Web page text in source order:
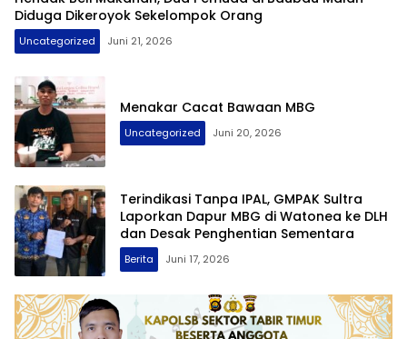
Diduga Dikeroyok Sekelompok Orang
Uncategorized Juni 21, 2026
Menakar Cacat Bawaan MBG
Uncategorized Juni 20, 2026
Terindikasi Tanpa IPAL, GMPAK Sultra
Laporkan Dapur MBG di Watonea ke DLH
dan Desak Penghentian Sementara
Berita Juni 17, 2026